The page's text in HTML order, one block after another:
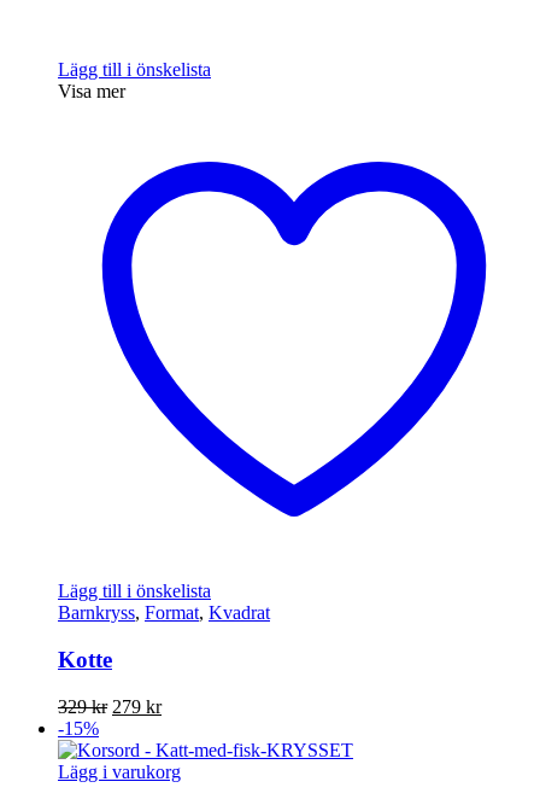
Lägg till i önskelista
Visa mer
Lägg till i önskelista
Barnkryss, Format, Kvadrat
Kotte
329kr Det
priset
var:
279 krDet
priset
är:
-15%
Lägg i varukorg